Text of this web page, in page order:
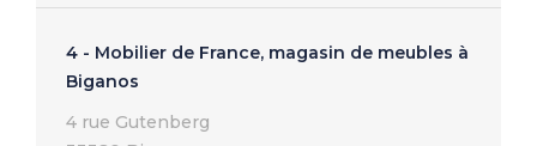
4 - Mobilier de France, magasin de meubles à
Biganos
4 rue Gutenberg